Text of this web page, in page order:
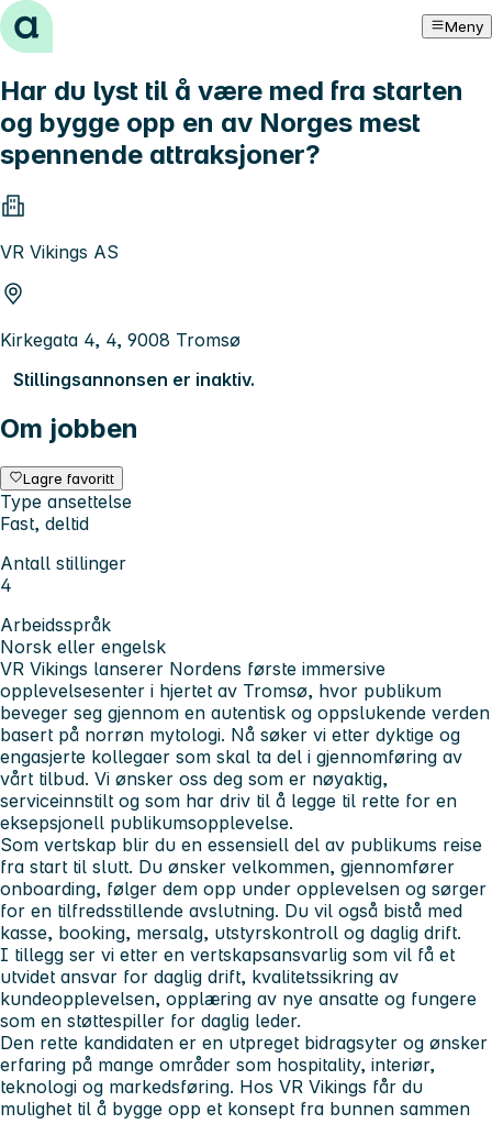
Hopp til innhold Meny
Har du lyst til å være med fra starten
og bygge opp en av Norges mest
spennende attraksjoner?
VR Vikings AS
Kirkegata 4, 4, 9008 Tromsø
Stillingsannonsen er inaktiv.
Om jobben
Lagre favoritt
Type ansettelse
Fast, deltid
Antall stillinger
4
Arbeidsspråk
Norsk eller engelsk
VR Vikings lanserer Nordens første immersive
opplevelsesenter i hjertet av Tromsø, hvor publikum
beveger seg gjennom en autentisk og oppslukende verden
basert på norrøn mytologi. Nå søker vi etter dyktige og
engasjerte kollegaer som skal ta del i gjennomføring av
vårt tilbud. Vi ønsker oss deg som er nøyaktig,
serviceinnstilt og som har driv til å legge til rette for en
eksepsjonell publikumsopplevelse.
Som vertskap blir du en essensiell del av publikums reise
fra start til slutt. Du ønsker velkommen, gjennomfører
onboarding, følger dem opp under opplevelsen og sørger
for en tilfredsstillende avslutning. Du vil også bistå med
kasse, booking, mersalg, utstyrskontroll og daglig drift.
I tillegg ser vi etter en vertskapsansvarlig som vil få et
utvidet ansvar for daglig drift, kvalitetssikring av
kundeopplevelsen, opplæring av nye ansatte og fungere
som en støttespiller for daglig leder.
Den rette kandidaten er en utpreget bidragsyter og ønsker
erfaring på mange områder som hospitality, interiør,
teknologi og markedsføring. Hos VR Vikings får du
mulighet til å bygge opp et konsept fra bunnen sammen